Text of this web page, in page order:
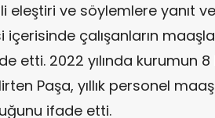
eleştiri ve söylemlere yanıt
çalışanların
etti. 2022 yılında kurumun
Paşa, yıllık personel
ifade etti.